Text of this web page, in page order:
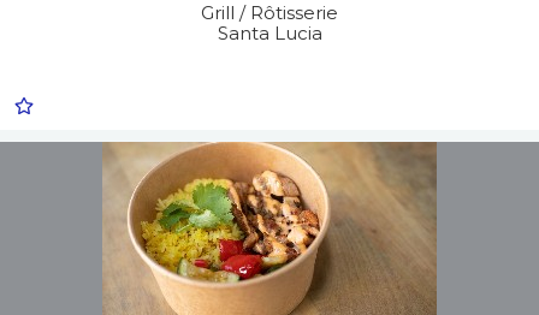
Grill / Rôtisserie
Santa Lucia